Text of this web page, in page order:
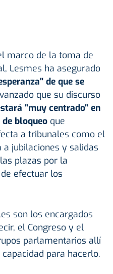
marco de la toma de
Lesmes ha asegurado
de que se
que su discurso
"muy centrado" en
bloqueo que
a tribunales como el
jubilaciones y salidas
plazas por la
efectuar los
son los encargados
el Congreso y el
parlamentarios allí
para hacerlo.